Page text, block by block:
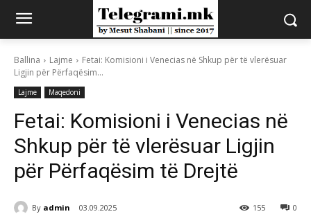
Ballina Lajme
Fetai: Komisioni i Venecias në Shkup për të vlerësuar
Ligjin për Përfaqësim...
Lajme Maqedoni
Fetai: Komisioni i Venecias në
Shkup për të vlerësuar Ligjin
për Përfaqësim të Drejtë
By admin 03.09.2025 0
155